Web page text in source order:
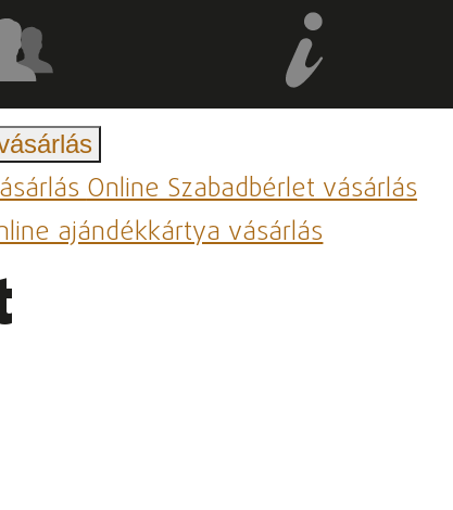
Online Szabadbérlet vásárlás
ajándékkártya vásárlás